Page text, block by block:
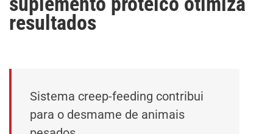
resultados
Sistema creep-feeding contribui
para o desmame de animais